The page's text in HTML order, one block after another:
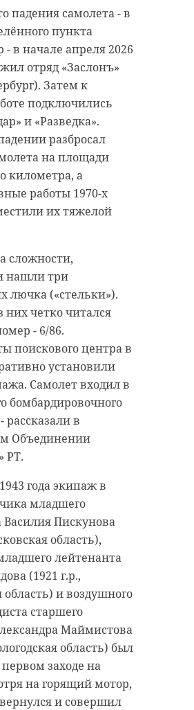
падения самолета - в
пункта
- в начале апреля 2026
отряд «Заслонъ»
Затем к
подключились
и «Разведка».
разбросал
на площади
километра, а
работы 1970-х
их тяжелой
сложности,
нашли три
лючка («стельки»).
них четко читался
- 6/86.
поискового центра в
установили
Самолет входил в
бомбардировочного
рассказали в
Объединении
РТ.
года экипаж в
младшего
Василия Пискунова
область),
лейтенанта
(1921 г.р.,
и воздушного
старшего
Маймистова
область) был
заходе на
на горящий мотор,
и совершил
в Информационном
председатель
комитета России
запросил
расследования
и установленных
MAX. Не теряйте//
комитет
драка
бастрыкин
статьей:
в
в
Александр
Бастрыкин
хулиганской
03 декабря 2024, 06:54